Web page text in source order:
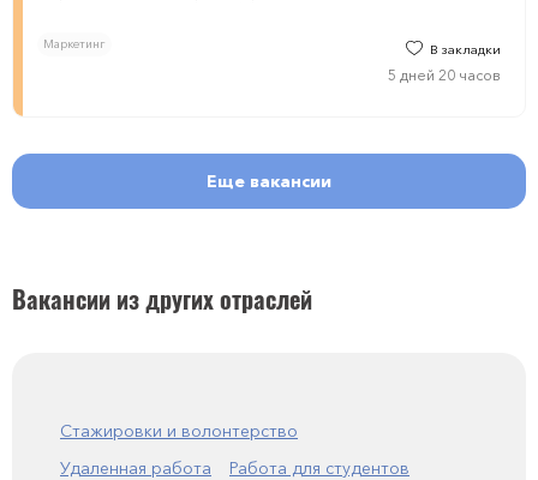
Маркетинг В закладки
5 дней 20 часов
Еще вакансии
Вакансии из других отраслей
Стажировки и волонтерство
Удаленная работа
Работа для студентов